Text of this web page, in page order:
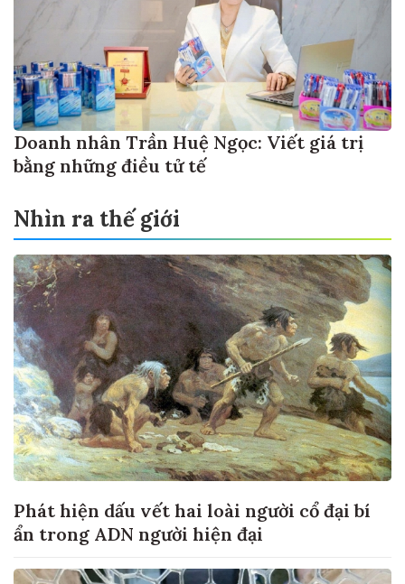
Doanh nhân Trần Huệ Ngọc: Viết giá trị
bằng những điều tử tế
Nhìn ra thế giới
Phát hiện dấu vết hai loài người cổ đại bí
ẩn trong ADN người hiện đại